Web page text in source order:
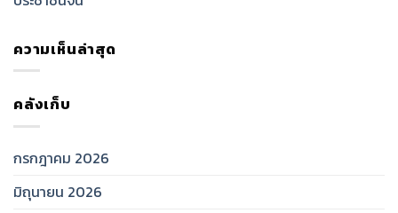
ความเห็นล่าสุด
คลังเก็บ
กรกฎาคม 2026
มิถุนายน 2026